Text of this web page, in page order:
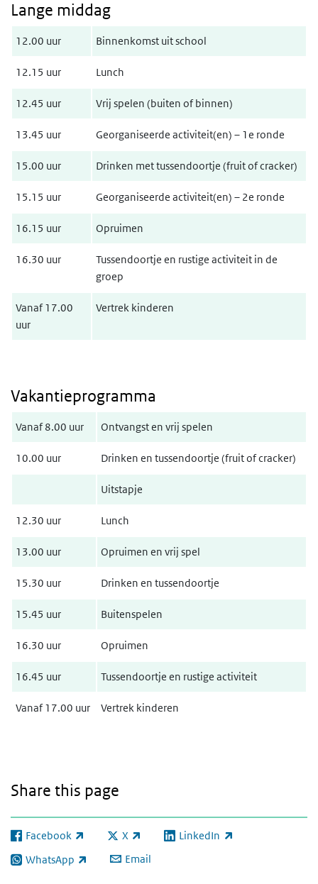
Lange middag
12.00 uur Binnenkomst uit school
12.15 uur Lunch
12.45 uur Vrij spelen (buiten of binnen)
13.45 uur Georganiseerde activiteit(en) – 1e ronde
15.00 uur Drinken met tussendoortje (fruit of cracker)
15.15 uur Georganiseerde activiteit(en) – 2e ronde
16.15 uur Opruimen
16.30 uur
Tussendoortje en rustige activiteit in de
groep
Vanaf 17.00
uur
Vertrek kinderen
Vakantieprogramma
Vanaf 8.00 uur Ontvangst en vrij spelen
10.00 uur Drinken en tussendoortje (fruit of cracker)
Uitstapje
12.30 uur Lunch
13.00 uur Opruimen en vrij spel
15.30 uur Drinken en tussendoortje
15.45 uur Buitenspelen
16.30 uur Opruimen
16.45 uur Tussendoortje en rustige activiteit
Vanaf 17.00 uur Vertrek kinderen
Share this page
Facebook
(link is external) X
(link is external)LinkedIn
(link is external)
WhatsApp
(link is external) Email